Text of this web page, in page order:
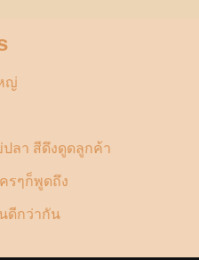
ญ่
ปลา สีดึงดูดลูกค้า
รๆก็พูดถึง
ดีกว่ากัน